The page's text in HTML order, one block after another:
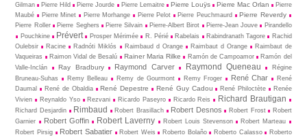
Gilman
Pierre Hild Pierre Jourde Pierre Lemaitre Pierre Louÿs Pierre Mac Orlan
Pierre
Maubé
Pierre Minet Pierre Morhange Pierre Pelot Pierre Peuchmaurd Pierre Reverdy
Pierre Roller Pierre Seghers Pierre Silvain Pierre-Albert Birot Pierre-Jean Jouve
Pirandello
Pouchkine
Prévert Prosper Mérimée R. Périé Rabelais Rabindranath Tagore
Rachid
Oulebsir
Racine Radnóti Miklós Raimbaud d Orange Raimbaut d Orange
Raimbaut de
Vaqueiras
Raimon Vidal de Besalú Rainer Maria Rilke Ramón de Campoamor
Ramón del
Valle-Inclán
Ray Bradbury Raymond Carver Raymond Queneau
Régine
Bruneau-Suhas
Remy Belleau Remy de Gourmont Remy Froger René Char
René
Daumal
René de Obaldia René Depestre René Guy Cadou René Philoctète
Renée
Vivien
Reynaldo Yso Rezvani Ricardo Paseyro Ricardo Reis Richard Brautigan
Richard Desjardin Rimbaud Robert Brasillach Robert Desnos Robert Frost
Robert
Garnier
Robert Goffin Robert Laverny Robert Louis Stevenson
Robert Marteau
Robert Pirsig
Robert Sabatier Robert Weis Roberto Bolaño Roberto Calasso
Roberto